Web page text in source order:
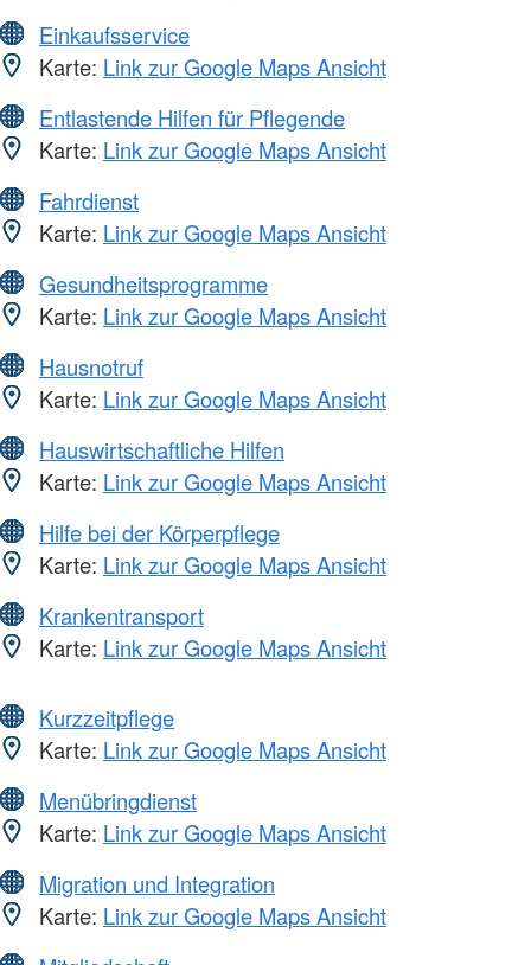
Einkaufsservice
Karte: Link zur Google Maps Ansicht
Entlastende Hilfen für Pflegende
Karte: Link zur Google Maps Ansicht
Fahrdienst
Karte: Link zur Google Maps Ansicht
Gesundheitsprogramme
Karte: Link zur Google Maps Ansicht
Hausnotruf
Karte: Link zur Google Maps Ansicht
Hauswirtschaftliche Hilfen
Karte: Link zur Google Maps Ansicht
Hilfe bei der Körperpflege
Karte: Link zur Google Maps Ansicht
Krankentransport
Karte: Link zur Google Maps Ansicht
Kurzzeitpflege
Karte: Link zur Google Maps Ansicht
Menübringdienst
Karte: Link zur Google Maps Ansicht
Migration und Integration
Karte: Link zur Google Maps Ansicht